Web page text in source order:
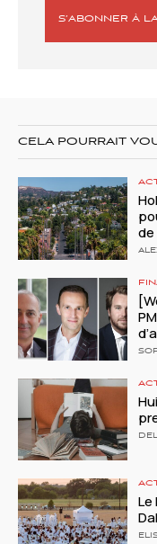
S’ABONNER À
CELA POURRAIT
de
Le